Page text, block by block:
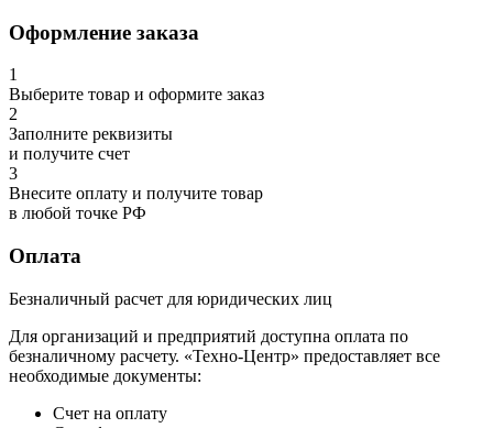
Оформление заказа
1
Выберите товар и оформите заказ
2
Заполните реквизиты
и получите счет
3
Внесите оплату и получите товар
в любой точке РФ
Оплата
Безналичный расчет для юридических лиц
Для организаций и предприятий доступна оплата по
безналичному расчету. «Техно-Центр» предоставляет все
необходимые документы:
Счет на оплату